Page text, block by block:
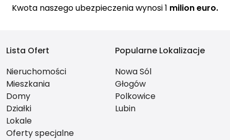
Kwota naszego ubezpieczenia wynosi 1 milion euro.
Lista Ofert
Nieruchomości
Mieszkania
Domy
Działki
Lokale
Oferty specjalne
Popularne Lokalizacje
Nowa Sól
Głogów
Polkowice
Lubin